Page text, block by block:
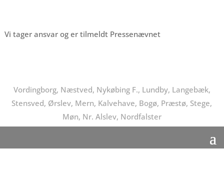
Vi tager ansvar og er tilmeldt Pressenævnet
Vordingborg, Næstved, Nykøbing F., Lundby, Langebæk,
Stensved, Ørslev, Mern, Kalvehave, Bogø, Præstø, Stege,
Møn, Nr. Alslev, Nordfalster